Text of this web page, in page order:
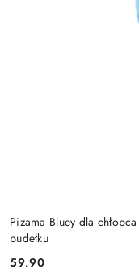
Piżama Bluey dla
pudełku
59.90